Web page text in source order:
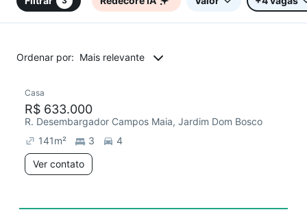
Ordenar por: Mais relevante
Chegou este mês
Casa
R$ 633.000
R. Desembargador Campos Maia, Jardim Dom Bosco
141m² 3
4
Ver contato